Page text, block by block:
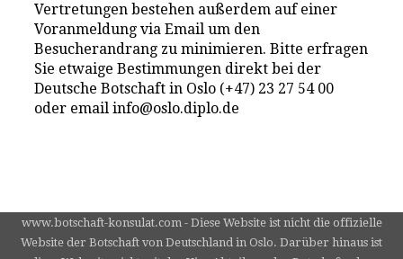
Vertretungen bestehen außerdem auf einer
Voranmeldung via Email um den
Besucherandrang zu minimieren. Bitte erfragen
Sie etwaige Bestimmungen direkt bei der
Deutsche Botschaft in Oslo (+47) 23 27 54 00
oder email info@oslo.diplo.de
www.botschaft-konsulat.com - Diese Website ist nicht die offizielle
Website der Botschaft von Deutschland in Oslo. Darüber hinaus ist